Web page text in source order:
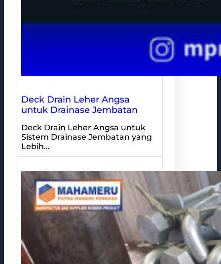
Deck Drain Leher Angsa
untuk Drainase Jembatan
Deck Drain Leher Angsa untuk
Sistem Drainase Jembatan yang
Lebih…